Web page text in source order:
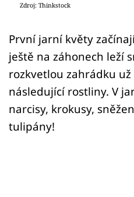
Zdroj: Thinkstock
První jarní květy
ještě na záhonech leží
rozkvetlou zahrádku
následující rostliny. V
narcisy, krokusy,
tulipány!